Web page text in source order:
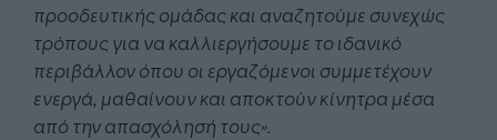
προοδευτικής ομάδας και αναζητούμε συνεχώς
τρόπους για να καλλιεργήσουμε το ιδανικό
περιβάλλον όπου οι εργαζόμενοι συμμετέχουν
ενεργά, μαθαίνουν και αποκτούν κίνητρα μέσα
από την απασχόλησή τους».